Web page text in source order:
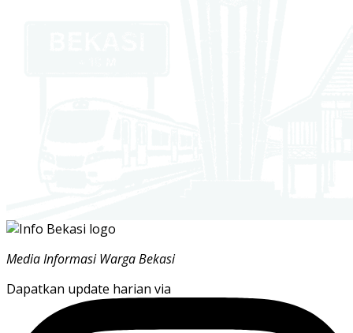
Media Informasi Warga Bekasi
Dapatkan update harian via